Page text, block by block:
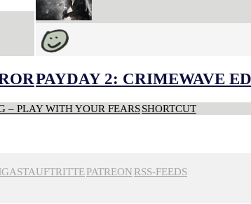
PAYDAY 2: CRIMEWAVE
– PLAY WITH YOUR FEARSSHORTCUT
GASTAUFTRITTEPATREON RSS-FEEDS